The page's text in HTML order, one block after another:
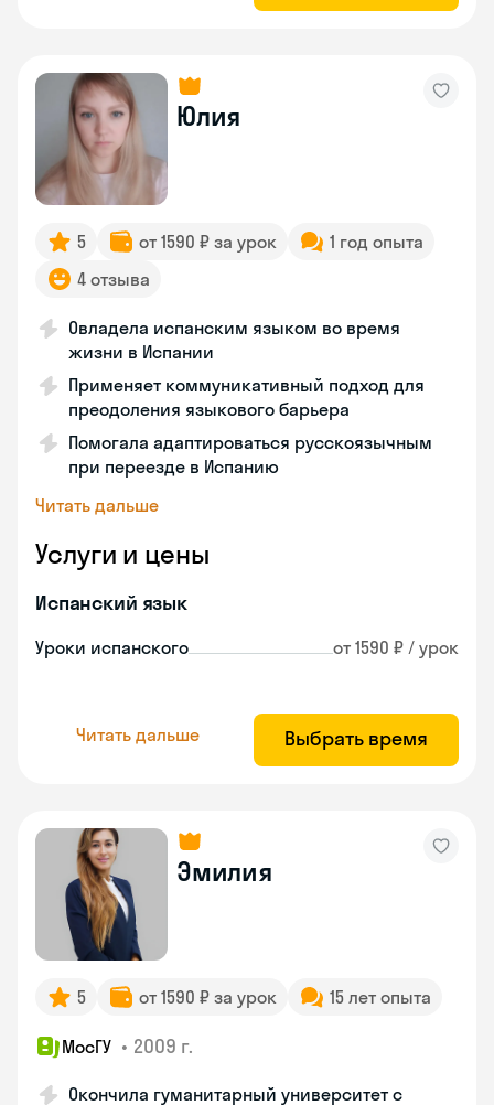
Юлия
5 от 1590 ₽ за урок
1 год опыта
4 отзыва
Овладела испанским языком во время
жизни в Испании
Применяет коммуникативный подход для
преодоления языкового барьера
Помогала адаптироваться русскоязычным
при переезде в Испанию
Читать дальше
Услуги и цены
Испанский язык
Уроки испанского от 1590 ₽ / урок
Читать дальше Выбрать время
Эмилия
5 от 1590 ₽ за урок 15 лет опыта
МосГУ • 2009 г.
Окончила гуманитарный университет с